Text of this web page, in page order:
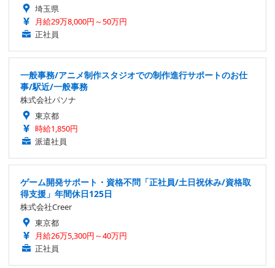
埼玉県
月給29万8,000円～50万円
正社員
一般事務/アニメ制作スタジオでの制作進行サポートのお仕
事/駅近/一般事務
株式会社パソナ
東京都
時給1,850円
派遣社員
ゲーム開発サポート・資格不問「正社員/土日祝休み/資格取
得支援」年間休日125日
株式会社Creer
東京都
月給26万5,300円～40万円
正社員